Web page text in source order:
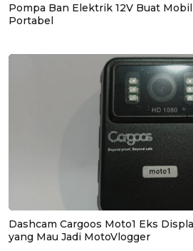
Pompa Ban Elektrik 12V Buat
Portabel
Dashcam Cargoos Moto1 Eks
yang Mau Jadi MotoVlogger